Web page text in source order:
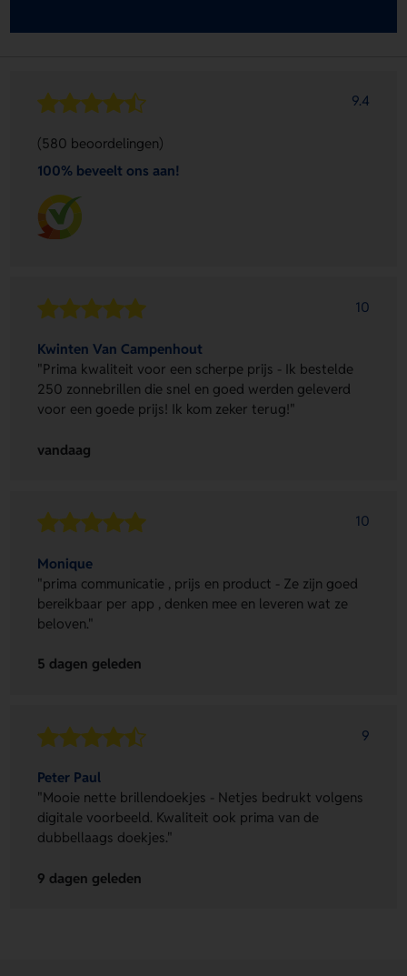
9.4
(580 beoordelingen)
100% beveelt ons aan!
10
Kwinten Van Campenhout
"Prima kwaliteit voor een scherpe prijs - Ik bestelde
250 zonnebrillen die snel en goed werden geleverd
voor een goede prijs! Ik kom zeker terug!"
vandaag
10
Monique
"prima communicatie , prijs en product - Ze zijn goed
bereikbaar per app , denken mee en leveren wat ze
beloven."
5 dagen geleden
9
Peter Paul
"Mooie nette brillendoekjes - Netjes bedrukt volgens
digitale voorbeeld. Kwaliteit ook prima van de
dubbellaags doekjes."
9 dagen geleden